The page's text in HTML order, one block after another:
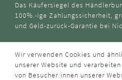
Das Käufersiegel des
100%.-ige Zahlungssicherheit,
und Geld-zurück-Garantie bei
Wir verwenden Cookies und
unserer Website und
von Besucher:innen unserer